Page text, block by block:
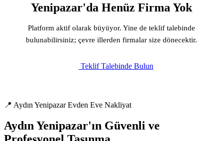
Yenipazar'da Henüz Firma Yok
Platform aktif olarak büyüyor. Yine de teklif talebinde
bulunabilirsiniz; çevre illerden firmalar size dönecektir.
Teklif Talebinde Bulun
📍 Aydın Yenipazar Evden Eve Nakliyat
Aydın Yenipazar'ın Güvenli ve